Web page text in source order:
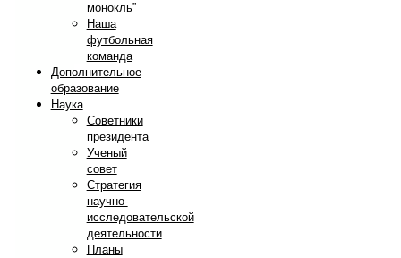
монокль”
Наша
футбольная
команда
Дополнительное
образование
Наука
Советники
президента
Ученый
совет
Стратегия
научно-
исследовательской
деятельности
Планы